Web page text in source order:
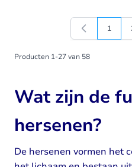
Producten 1-27van 58
U lees
1
Wat zijn de
hersenen?
De hersenen vormen het